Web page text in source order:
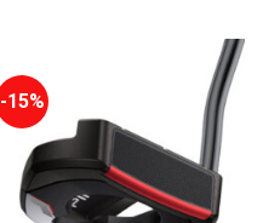
-15%